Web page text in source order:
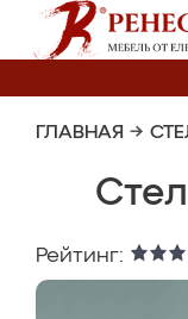
ГЛАВНАЯ →
Рейтинг: